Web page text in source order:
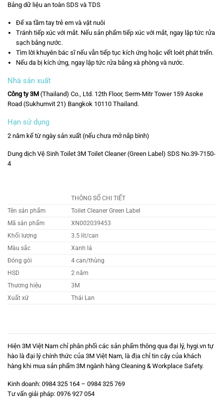
Bảng dữ liệu an toàn SDS và TDS
Để xa tầm tay trẻ em và vật nuôi
Tránh tiếp xúc với mắt. Nếu sản phẩm tiếp xúc với mắt, ngay lập tức rửa
sạch bằng nước.
Tìm lời khuyên bác sĩ nếu vẫn tiếp tục kích ứng hoặc vết loét phát triển.
Nếu da bị kích ứng, ngay lập tức rửa bằng xà phòng và nước.
Nhà sản xuất
Công ty 3M (Thailand) Co., Ltd. 12th Floor, Serm-Mitr Tower 159 Asoke
Road (Sukhumvit 21) Bangkok 10110 Thailand.
Hạn sử dụng
2 năm kể từ ngày sản xuất (nếu chưa mở nắp bình)
Dung dịch Vệ Sinh Toilet 3M Toilet Cleaner(Green Label) SDS No.39-7150-
4
THÔNG SỐ CHI TIẾT
Tên sản phẩm
Toilet Cleaner Green Label
Mã sản phẩm
XN002039453
Khối lượng
3.5 lit/can
Màu sắc
Xanh lá
Đóng gói
4 can/thùng
HSD
2 năm
Thương hiệu
3M
Xuất xứ
Thái Lan
Hiện 3M Việt Nam chỉ phân phối các sản phẩm thông qua đại lý, hygi.vn tự
hào là đại lý chính thức của 3M Việt Nam, là địa chỉ tin cậy của khách
hàng khi mua sản phẩm 3M ngành hàng Cleaning & Workplace Safety.
Kinh doanh: 0984 325 164 – 0984 325 769
Tư vấn giải pháp: 0976 927 054